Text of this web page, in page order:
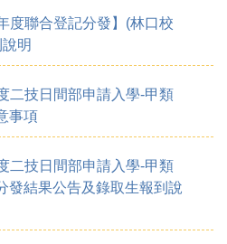
度聯合登記分發】(林口校
明
二技日間部申請入學-甲類
事項
二技日間部申請入學-甲類
發結果公告及錄取生報到說